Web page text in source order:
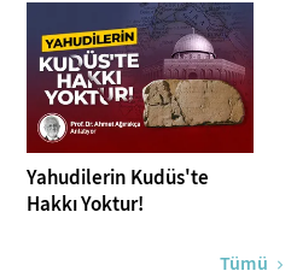
Yahudilerin Kudüs'te
Hakkı Yoktur!
Tümü